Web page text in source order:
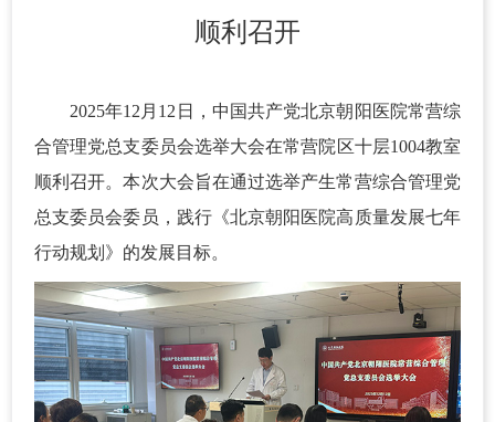
顺利召开
2025年12月12日，中国共产党北京朝阳医院常营综
合管理党总支委员会选举大会在常营院区十层1004教室
顺利召开。本次大会旨在通过选举产生常营综合管理党
总支委员会委员，践行《北京朝阳医院高质量发展七年
行动规划》的发展目标。